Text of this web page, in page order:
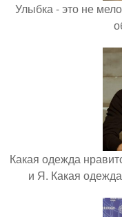
Улыбка - это не
Какая одежда
и Я. Какая